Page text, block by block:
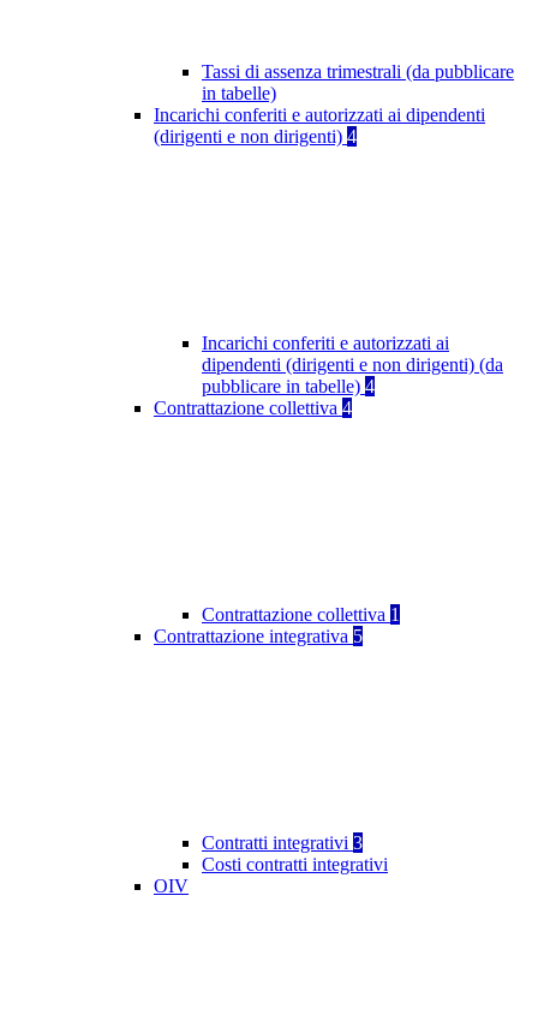
Tassi di assenza trimestrali (da pubblicare
in tabelle)
Incarichi conferiti e autorizzati ai dipendenti
(dirigenti e non dirigenti) 4
Incarichi conferiti e autorizzati ai
dipendenti (dirigenti e non dirigenti) (da
pubblicare in tabelle) 4
Contrattazione collettiva 4
Contrattazione collettiva 1
Contrattazione integrativa 5
Contratti integrativi 3
Costi contratti integrativi
OIV